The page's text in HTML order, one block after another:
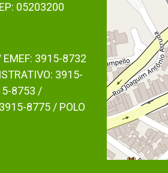
05203200
3915-8732
3915-
8753 /
8775 / POLO